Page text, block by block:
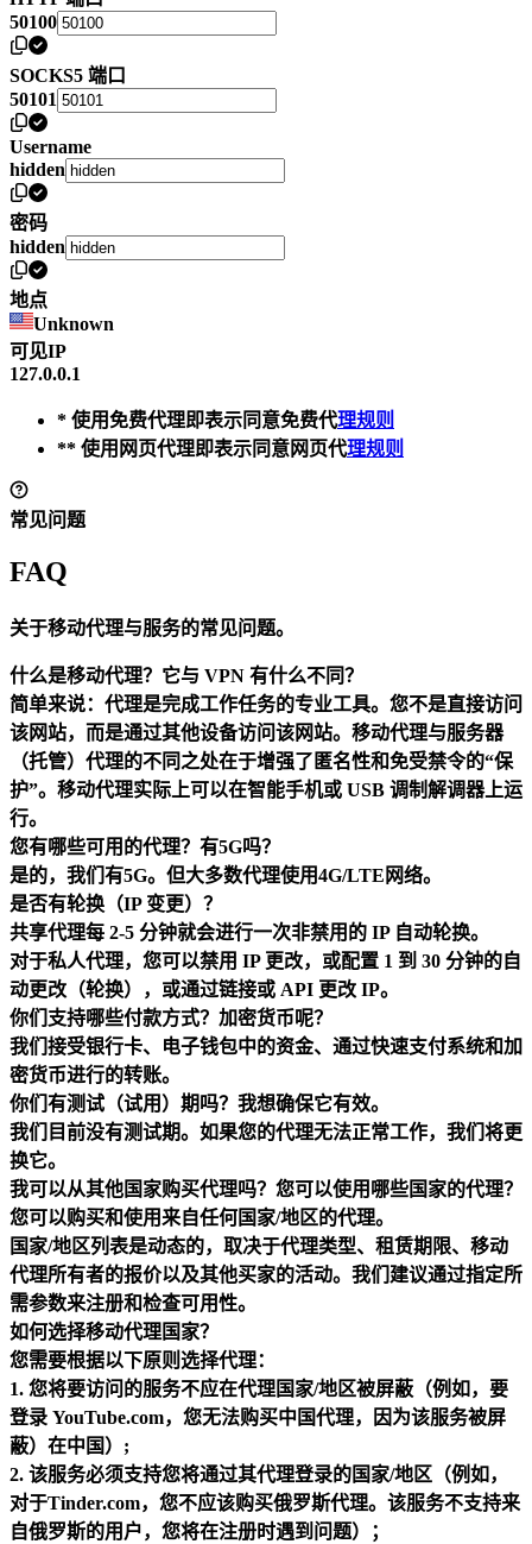
50100
SOCKS5 端口
50101
Username
hidden
密码
hidden
地点
Unknown
可见IP
127.0.0.1
* 使用免费代理即表示同意免费代理规则
** 使用网页代理即表示同意网页代理规则
常见问题
FAQ
关于移动代理与服务的常见问题。
什么是移动代理？它与 VPN 有什么不同？
简单来说：代理是完成工作任务的专业工具。您不是直接访问
该网站，而是通过其他设备访问该网站。移动代理与服务器
（托管）代理的不同之处在于增强了匿名性和免受禁令的“保
护”。移动代理实际上可以在智能手机或 USB 调制解调器上运
行。
您有哪些可用的代理？有5G吗？
是的，我们有5G。但大多数代理使用4G/LTE网络。
是否有轮换（IP 变更）？
共享代理每 2-5 分钟就会进行一次非禁用的 IP 自动轮换。
对于私人代理，您可以禁用 IP 更改，或配置 1 到 30 分钟的自
动更改（轮换），或通过链接或 API 更改 IP。
你们支持哪些付款方式？加密货币呢？
我们接受银行卡、电子钱包中的资金、通过快速支付系统和加
密货币进行的转账。
你们有测试（试用）期吗？我想确保它有效。
我们目前没有测试期。如果您的代理无法正常工作，我们将更
换它。
我可以从其他国家购买代理吗？您可以使用哪些国家的代理？
您可以购买和使用来自任何国家/地区的代理。
国家/地区列表是动态的，取决于代理类型、租赁期限、移动
代理所有者的报价以及其他买家的活动。我们建议通过指定所
需参数来注册和检查可用性。
如何选择移动代理国家？
您需要根据以下原则选择代理：
1. 您将要访问的服务不应在代理国家/地区被屏蔽（例如，要
登录 YouTube.com，您无法购买中国代理，因为该服务被屏
蔽）在中国）;
2. 该服务必须支持您将通过其代理登录的国家/地区（例如，
对于Tinder.com，您不应该购买俄罗斯代理。该服务不支持来
自俄罗斯的用户，您将在注册时遇到问题）；